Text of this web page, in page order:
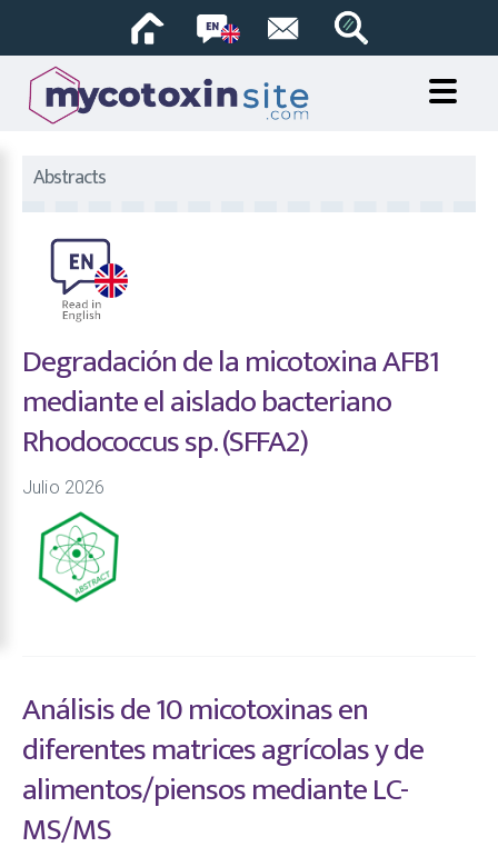
Abstracts
Degradación de la micotoxina AFB1
mediante el aislado bacteriano
Rhodococcus sp. (SFFA2)
Julio 2026
Análisis de 10 micotoxinas en
diferentes matrices agrícolas y de
alimentos/piensos mediante LC-
MS/MS